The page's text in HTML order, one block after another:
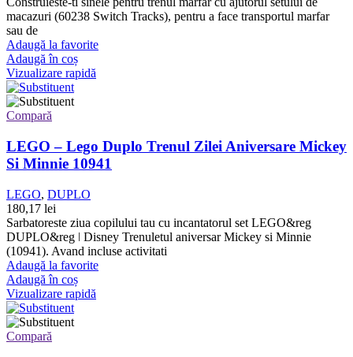
macazuri (60238 Switch Tracks), pentru a face transportul marfar
sau de
Adaugă la favorite
Adaugă în coș
Vizualizare rapidă
Compară
LEGO – Lego Duplo Trenul Zilei Aniversare Mickey
Si Minnie 10941
LEGO, DUPLO
180,17 lei
Sarbatoreste ziua copilului tau cu incantatorul set LEGO&reg
DUPLO&reg ǀ Disney Trenuletul aniversar Mickey si Minnie
(10941). Avand incluse activitati
Adaugă la favorite
Adaugă în coș
Vizualizare rapidă
Compară